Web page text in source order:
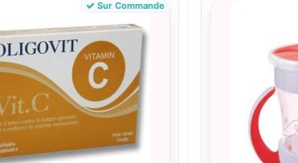
Sur Commande